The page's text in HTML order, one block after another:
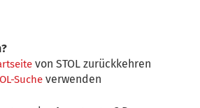
von STOL zurückkehren
Suche verwenden